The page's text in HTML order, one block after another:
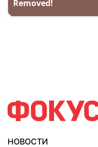
НОВОСТИ